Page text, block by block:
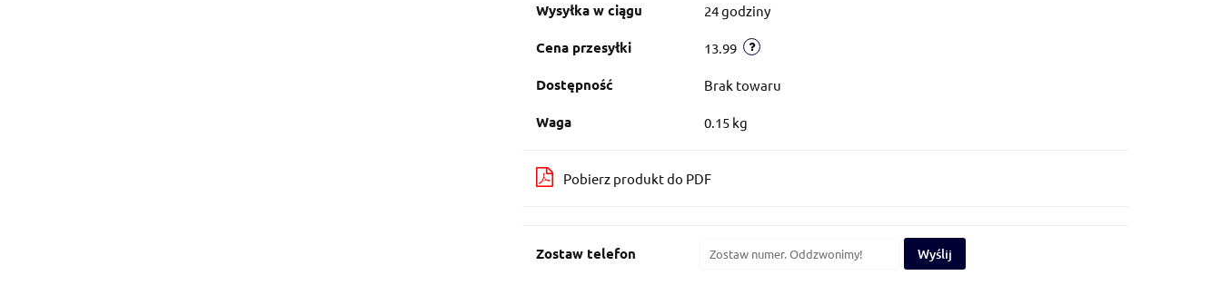
Wysyłka w ciągu 24 godziny
Cena przesyłki 13.99
Dostępność Brak towaru
Waga 0.15 kg
Pobierz produkt do PDF
Zostaw telefon Wyślij